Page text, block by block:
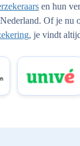
en hun
Of je nu
, je vindt